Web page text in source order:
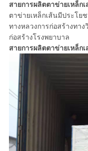
สายการผลิตตาข่ายเหล็ก
ตาข่ายเหล็กเส้นมีประโย
ทางหลวงการก่อสร้างทา
ก่อสร้างโรงพยาบาล
สายการผลิตตาข่ายเหล็ก